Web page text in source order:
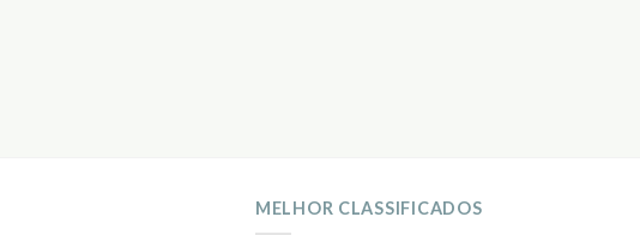
MELHOR CLASSIFICADOS